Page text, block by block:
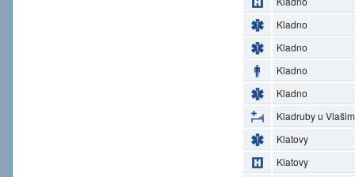
Kladno
Kladno
Kladno
Kladno
Kladruby u
Klatovy
Klatovy